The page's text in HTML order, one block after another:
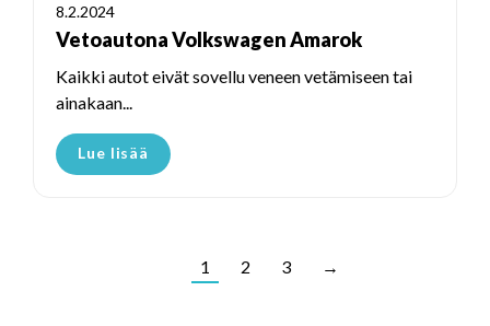
8.2.2024
Vetoautona Volkswagen Amarok
Kaikki autot eivät sovellu veneen vetämiseen tai
ainakaan...
Lue lisää
1 2 3 →